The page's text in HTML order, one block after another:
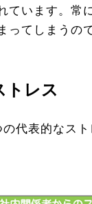
ています。常
ってしまうの
トレス
代表的なスト